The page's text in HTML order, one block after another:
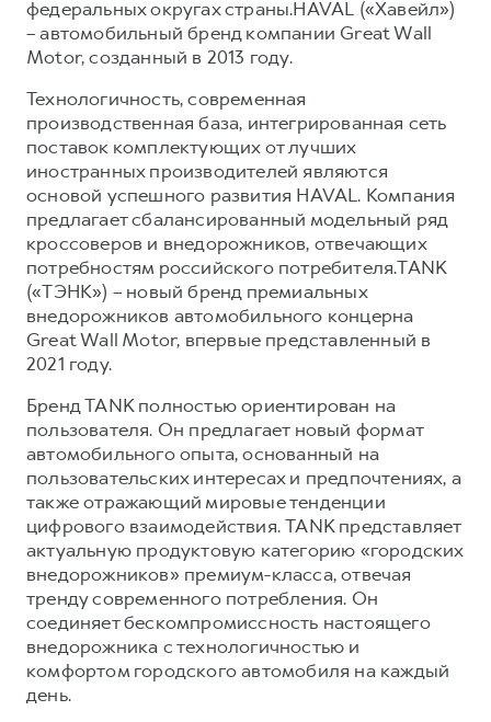
федеральных округах страны.HAVAL («Хавейл»)
– автомобильный бренд компании Great Wall
Motor, созданный в 2013 году.
Технологичность, современная
производственная база, интегрированная сеть
поставок комплектующих от лучших
иностранных производителей являются
основой успешного развития HAVAL. Компания
предлагает сбалансированный модельный ряд
кроссоверов и внедорожников, отвечающих
потребностям российского потребителя.TANK
(«ТЭНК») – новый бренд премиальных
внедорожников автомобильного концерна
Great Wall Motor, впервые представленный в
2021 году.
Бренд TANK полностью ориентирован на
пользователя. Он предлагает новый формат
автомобильного опыта, основанный на
пользовательских интересах и предпочтениях, а
также отражающий мировые тенденции
цифрового взаимодействия. TANK представляет
актуальную продуктовую категорию «городских
внедорожников» премиум-класса, отвечая
тренду современного потребления. Он
соединяет бескомпромиссность настоящего
внедорожника с технологичностью и
комфортом городского автомобиля на каждый
день.